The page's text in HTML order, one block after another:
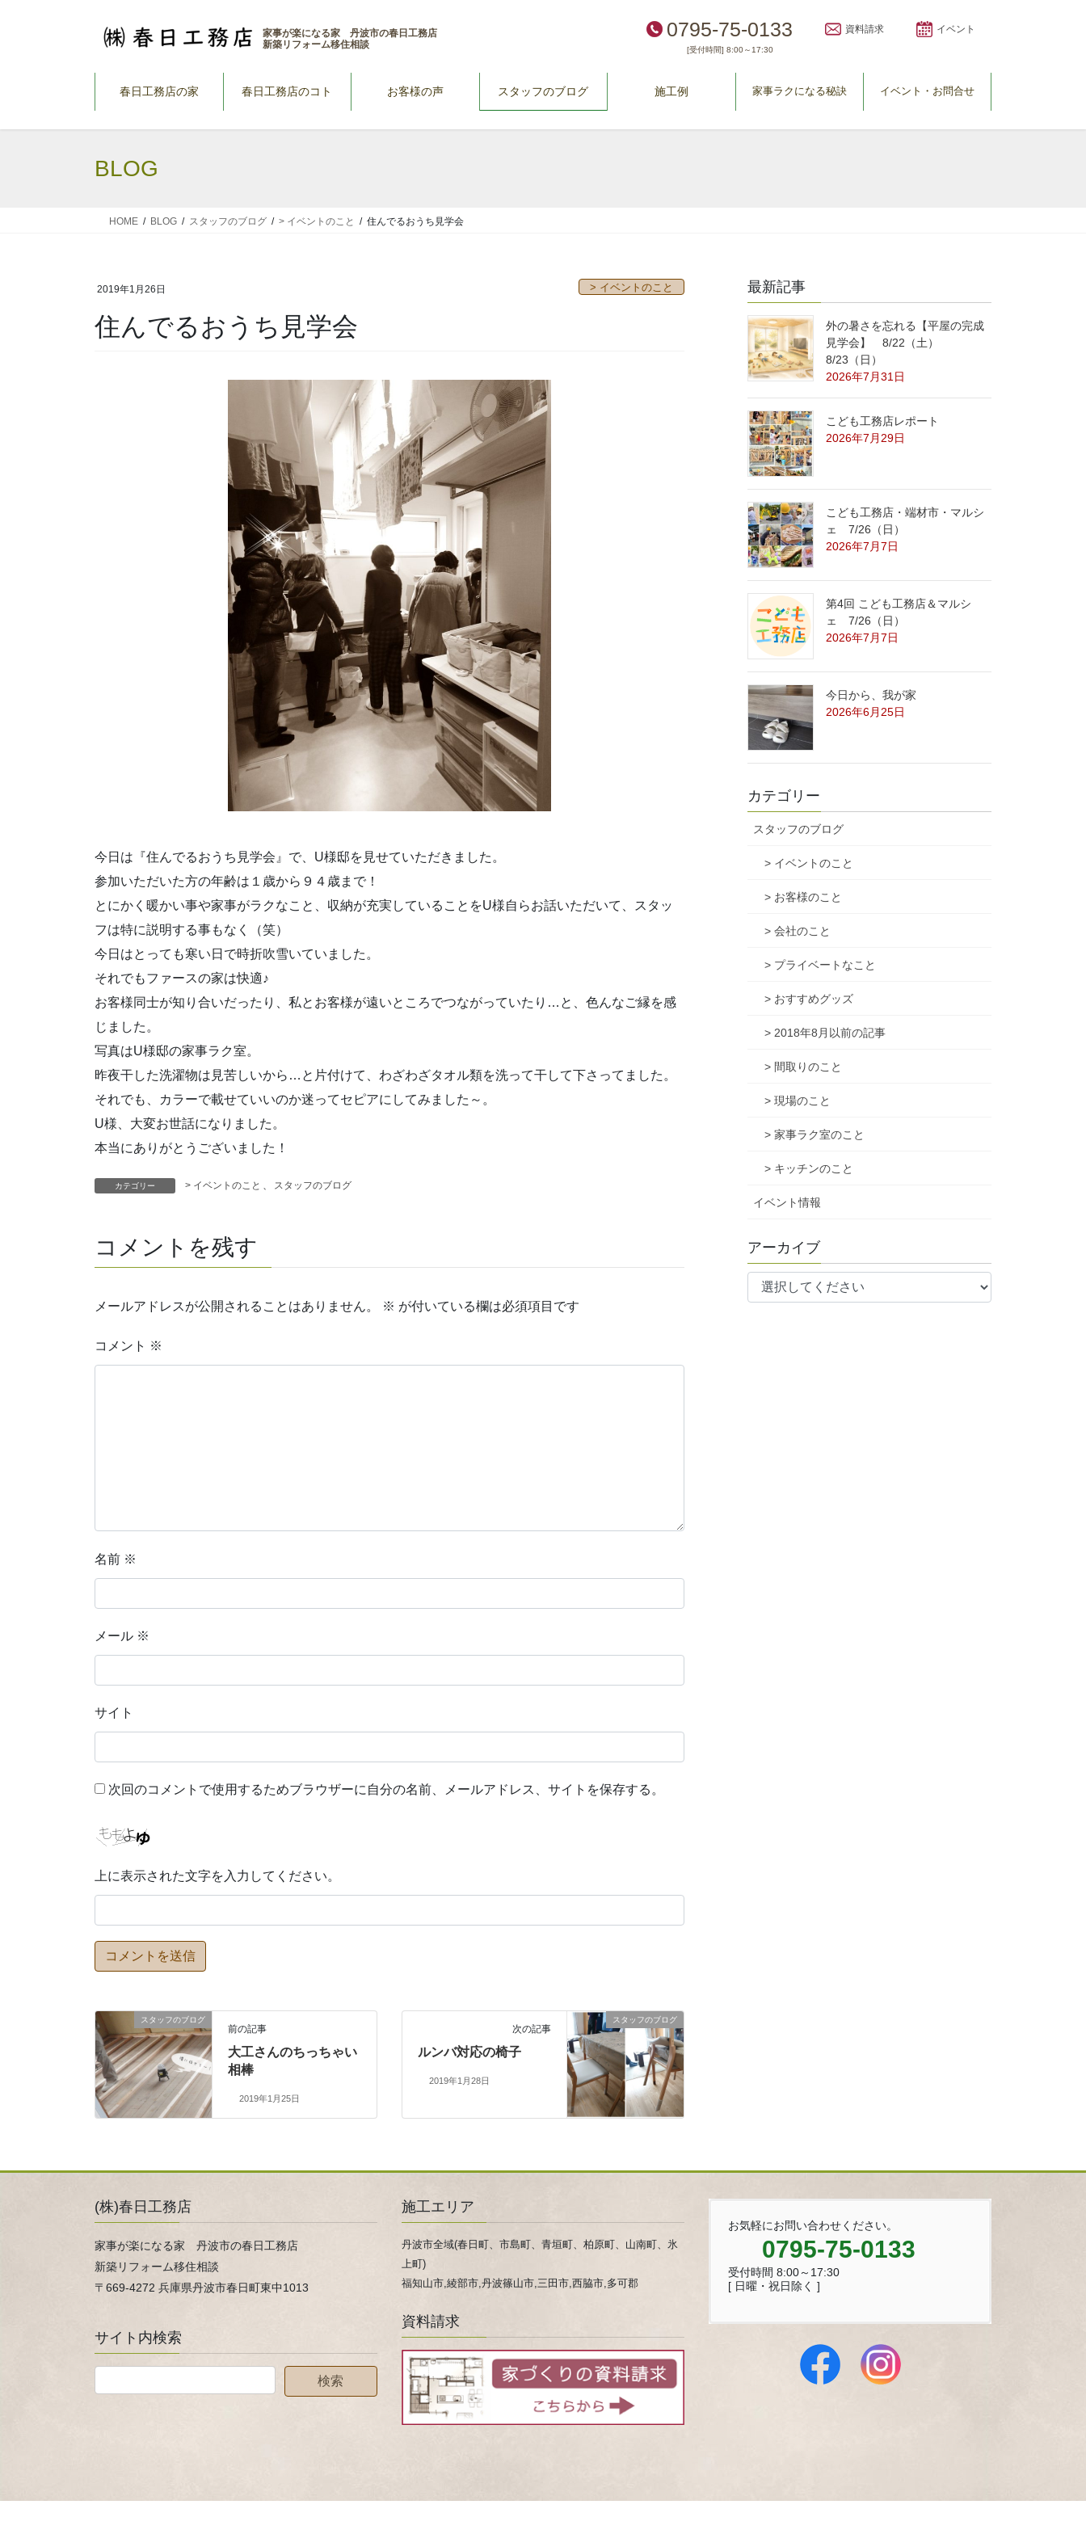
家事が楽になる家 丹波市の春日工務店
新築リフォーム移住相談
0795-75-0133
[受付時間] 8:00～17:30
資料請求 イベント
春日工務店の家 春日工務店のコト お客様の声 スタッフのブログ 施工例 家事ラクになる秘訣 イベント・お問合せ
BLOG
HOME BLOG スタッフのブログ > イベントのこと 住んでるおうち見学会
2019年1月26日 > イベントのこと
住んでるおうち見学会
今日は『住んでるおうち見学会』で、U様邸を見せていただきました。
参加いただいた方の年齢は１歳から９４歳まで！
とにかく暖かい事や家事がラクなこと、収納が充実していることをU様自らお話いただいて、スタッ
フは特に説明する事もなく（笑）
今日はとっても寒い日で時折吹雪いていました。
それでもファースの家は快適♪
お客様同士が知り合いだったり、私とお客様が遠いところでつながっていたり…と、色んなご縁を感
じました。
写真はU様邸の家事ラク室。
昨夜干した洗濯物は見苦しいから…と片付けて、わざわざタオル類を洗って干して下さってました。
それでも、カラーで載せていいのか迷ってセピアにしてみました～。
U様、大変お世話になりました。
本当にありがとうございました！
カテゴリー > イベントのこと スタッフのブログ
コメントを残す
メールアドレスが公開されることはありません。 ※ が付いている欄は必須項目です
コメント ※
名前 ※
メール ※
サイト
次回のコメントで使用するためブラウザーに自分の名前、メールアドレス、サイトを保存する。
上に表示された文字を入力してください。
スタッフのブログ
前の記事
大工さんのちっちゃい
相棒
2019年1月25日
スタッフのブログ
次の記事
ルンバ対応の椅子
2019年1月28日
最新記事
外の暑さを忘れる【平屋の完成
見学会】 8/22（土）
8/23（日）
2026年7月31日
こども工務店レポート
2026年7月29日
こども工務店・端材市・マルシ
ェ 7/26（日）
2026年7月7日
第4回 こども工務店＆マルシ
ェ 7/26（日）
2026年7月7日
今日から、我が家
2026年6月25日
カテゴリー
スタッフのブログ
> イベントのこと
> お客様のこと
> 会社のこと
> プライベートなこと
> おすすめグッズ
> 2018年8月以前の記事
> 間取りのこと
> 現場のこと
> 家事ラク室のこと
> キッチンのこと
イベント情報
アーカイブ
(株)春日工務店
家事が楽になる家 丹波市の春日工務店
新築リフォーム移住相談
〒669-4272 兵庫県丹波市春日町東中1013
サイト内検索
施工エリア
丹波市全域(春日町、市島町、青垣町、柏原町、山南町、氷
上町)
福知山市,綾部市,丹波篠山市,三田市,西脇市,多可郡
資料請求
お気軽にお問い合わせください。
0795-75-0133
受付時間 8:00～17:30
[ 日曜・祝日除く ]